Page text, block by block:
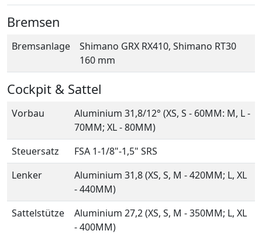
Bremsen
Bremsanlage
Shimano GRX RX410, Shimano RT30
160 mm
Cockpit & Sattel
Vorbau
Aluminium 31,8/12° (XS, S - 60MM: M, L -
70MM; XL - 80MM)
Steuersatz
FSA 1-1/8"-1,5" SRS
Lenker
Aluminium 31,8 (XS, S, M - 420MM; L, XL
- 440MM)
Sattelstütze
Aluminium 27,2 (XS, S, M - 350MM; L, XL
- 400MM)